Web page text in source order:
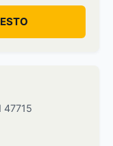
47715